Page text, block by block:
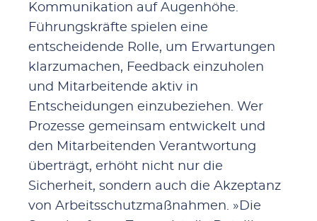
Kommunikation auf Augenhöhe.
Führungskräfte spielen eine
entscheidende Rolle, um Erwartungen
klarzumachen, Feedback einzuholen
und Mitarbeitende aktiv in
Entscheidungen einzubeziehen. Wer
Prozesse gemeinsam entwickelt und
den Mitarbeitenden Verantwortung
überträgt, erhöht nicht nur die
Sicherheit, sondern auch die Akzeptanz
von Arbeitsschutzmaßnahmen. »Die